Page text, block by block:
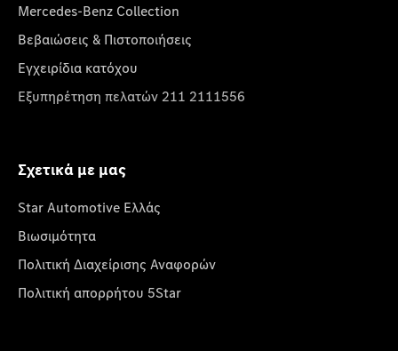
Mercedes-Benz Collection
Βεβαιώσεις & Πιστοποιήσεις
Εγχειρίδια κατόχου
Εξυπηρέτηση πελατών 211 2111556
Σχετικά με μας
Star Automotive Ελλάς
Βιωσιμότητα
Πολιτική Διαχείρισης Αναφορών
Πολιτική απορρήτου 5Star